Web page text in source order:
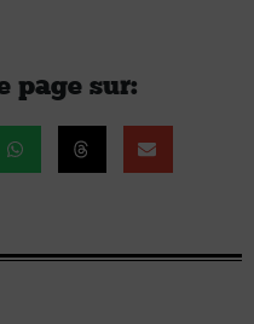
page sur :